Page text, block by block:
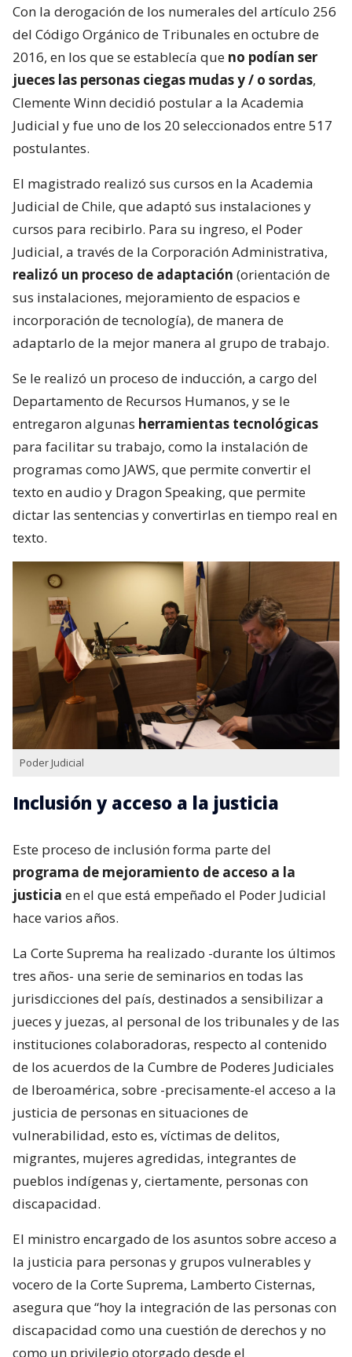
Con la derogación de los numerales del artículo 256
del Código Orgánico de Tribunales en octubre de
2016, en los que se establecía que no podían ser
jueces las personas ciegas mudas y / o sordas,
Clemente Winn decidió postular a la Academia
Judicial y fue uno de los 20 seleccionados entre 517
postulantes.
El magistrado realizó sus cursos en la Academia
Judicial de Chile, que adaptó sus instalaciones y
cursos para recibirlo. Para su ingreso, el Poder
Judicial, a través de la Corporación Administrativa,
realizó un proceso de adaptación (orientación de
sus instalaciones, mejoramiento de espacios e
incorporación de tecnología), de manera de
adaptarlo de la mejor manera al grupo de trabajo.
Se le realizó un proceso de inducción, a cargo del
Departamento de Recursos Humanos, y se le
entregaron algunas herramientas tecnológicas
para facilitar su trabajo, como la instalación de
programas como JAWS, que permite convertir el
texto en audio y Dragon Speaking, que permite
dictar las sentencias y convertirlas en tiempo real en
texto.
Poder Judicial
Inclusión y acceso a la justicia
Este proceso de inclusión forma parte del
programa de mejoramiento de acceso a la
justicia en el que está empeñado el Poder Judicial
hace varios años.
La Corte Suprema ha realizado -durante los últimos
tres años- una serie de seminarios en todas las
jurisdicciones del país, destinados a sensibilizar a
jueces y juezas, al personal de los tribunales y de las
instituciones colaboradoras, respecto al contenido
de los acuerdos de la Cumbre de Poderes Judiciales
de Iberoamérica, sobre -precisamente-el acceso a la
justicia de personas en situaciones de
vulnerabilidad, esto es, víctimas de delitos,
migrantes, mujeres agredidas, integrantes de
pueblos indígenas y, ciertamente, personas con
discapacidad.
El ministro encargado de los asuntos sobre acceso a
la justicia para personas y grupos vulnerables y
vocero de la Corte Suprema, Lamberto Cisternas,
asegura que “hoy la integración de las personas con
discapacidad como una cuestión de derechos y no
como un privilegio otorgado desde el